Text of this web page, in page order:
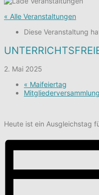
« Alle Veranstaltungen
Diese Veranstaltung
2. Mai 2025
« Maifeiertag
Heute ist ein Ausgleichstag